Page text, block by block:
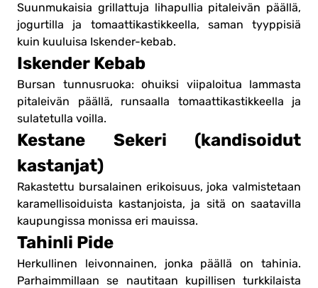
Suunmukaisia grillattuja lihapullia pitaleivän päällä,
jogurtilla ja tomaattikastikkeella, saman tyyppisiä
kuin kuuluisa Iskender-kebab.
Iskender Kebab
Bursan tunnusruoka: ohuiksi viipaloitua lammasta
pitaleivän päällä, runsaalla tomaattikastikkeella ja
sulatetulla voilla.
Kestane Sekeri (kandisoidut
kastanjat)
Rakastettu bursalainen erikoisuus, joka valmistetaan
karamellisoiduista kastanjoista, ja sitä on saatavilla
kaupungissa monissa eri mauissa.
Tahinli Pide
Herkullinen leivonnainen, jonka päällä on tahinia.
Parhaimmillaan se nautitaan kupillisen turkkilaista